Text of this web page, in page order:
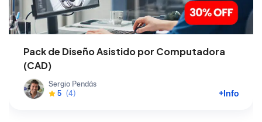
Pack de Diseño Asistido por Computadora
(CAD)
Sergio Pendás
5 (4) +Info